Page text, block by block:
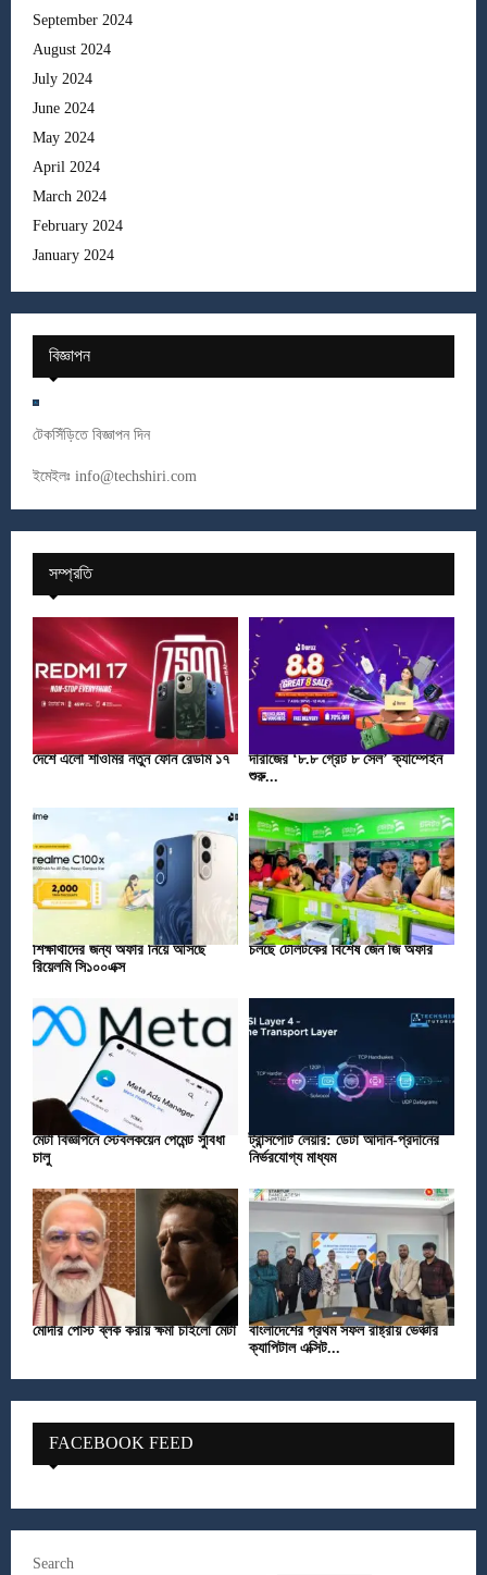
September 2024
August 2024
July 2024
June 2024
May 2024
April 2024
March 2024
February 2024
January 2024
বিজ্ঞাপন
টেকসিঁড়িতে বিজ্ঞাপন দিন
ইমেইলঃ info@techshiri.com
সম্প্রতি
দেশে এলো শাওমির নতুন ফোন রেডমি ১৭
দারাজের ‘৮.৮ গ্রেট ৮ সেল’ ক্যাম্পেইন
শুরু...
শিক্ষার্থীদের জন্য অফার নিয়ে আসছে
রিয়েলমি সি১০০এক্স
চলছে টেলিটকের বিশেষ জেন জি অফার
মেটা বিজ্ঞাপনে স্টেবলকয়েন পেমেন্ট সুবিধা
চালু
ট্রান্সপোর্ট লেয়ার: ডেটা আদান-প্রদানের
নির্ভরযোগ্য মাধ্যম
মোদীর পোস্ট ব্লক করায় ক্ষমা চাইলো মেটা
বাংলাদেশের প্রথম সফল রাষ্ট্রীয় ভেঞ্চার
ক্যাপিটাল এক্সিট...
FACEBOOK FEED
Search